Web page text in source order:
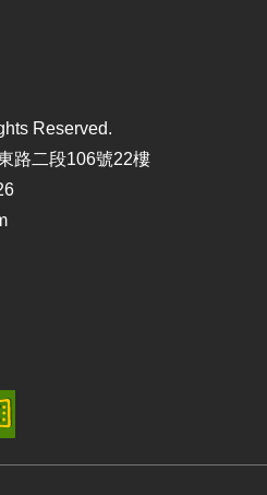
Reserved.
路二段106號22樓